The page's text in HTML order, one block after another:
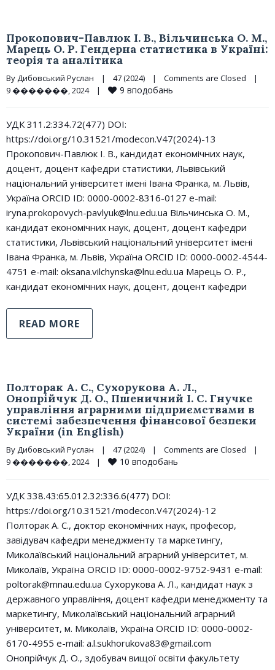
Прокопович-Павлюк І. В., Вільчинська О. М.,
Марець О. Р. Гендерна статистика в Україні:
теорія та аналітика
By Дибовський Руслан | 47 (2024) | Comments are Closed
|
9 �������, 2024
| 9 вподобань
УДК 311.2:334.72(477) DOI:
https://doi.org/10.31521/modecon.V47(2024)-13
Прокопович-Павлюк І. В., кандидат економічних наук,
доцент, доцент кафедри статистики, Львівський
національний університет імені Івана Франка, м. Львів,
Україна ORCID ID: 0000-0002-8316-0127 e-mail:
iryna.prokopovych-pavlyuk@lnu.edu.ua Вільчинська О. М.,
кандидат економічних наук, доцент, доцент кафедри
статистики, Львівський національний університет імені
Івана Франка, м. Львів, Україна ORCID ID: 0000-0002-4544-
4751 e-mail: oksana.vilchynska@lnu.edu.ua Марець О. Р.,
кандидат економічних наук, доцент, доцент кафедри
READ MORE
Полторак А. С., Сухорукова А. Л.,
Онопрійчук Д. О., Пшеничний І. С. Гнучке
управління аграрними підприємствами в
системі забезпечення фінансової безпеки
України (in English)
By Дибовський Руслан | 47 (2024) | Comments are Closed
|
9 �������, 2024
| 10 вподобань
УДК 338.43:65.012.32:336.6(477) DOI:
https://doi.org/10.31521/modecon.V47(2024)-12
Полторак А. С., доктор економічних наук, професор,
завідувач кафедри менеджменту та маркетингу,
Миколаївський національний аграрний університет, м.
Миколаїв, Україна ORCID ID: 0000-0002-9752-9431 e-mail:
poltorak@mnau.edu.ua Сухорукова А. Л., кандидат наук з
державного управління, доцент кафедри менеджменту та
маркетингу, Миколаївський національний аграрний
університет, м. Миколаїв, Україна ORCID ID: 0000-0002-
6170-4955 e-mail: a.l.sukhorukova83@gmail.com
Онопрійчук Д. О., здобувач вищої освіти факультету